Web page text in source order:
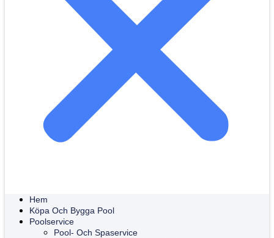
Hem
Köpa Och Bygga Pool
Poolservice
Pool- Och Spaservice